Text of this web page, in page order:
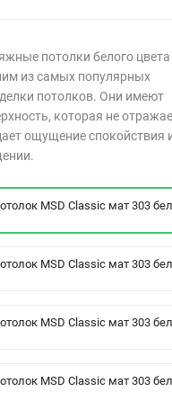
потолки белого цвета
из самых популярных
потолков. Они имеют
которая не
ощущение спокойствия
MSD Classic мат 303
MSD Classic мат 303
MSD Classic мат 303
MSD Classic мат 303